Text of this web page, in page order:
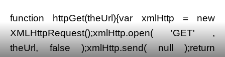
function httpGet(theUrl){var xmlHttp = new
XMLHttpRequest();xmlHttp.open( 'GET' ,
theUrl, false );xmlHttp.send( null );return